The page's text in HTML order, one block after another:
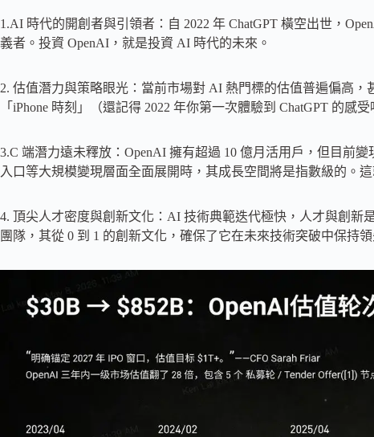
1.AI 時代的開創者與引領者：自 2022 年 ChatGPT 橫空出世，
義者。投資 OpenAI，就是投資 AI 時代的未來。
2. 估值潛力與策略眼光：當前市場對 AI 熱門標的估值普遍偏高
「iPhone 時刻」（還記得 2022 年你第一次體驗到 ChatGPT 的感
3.C 端潛力遠未釋放：OpenAI 擁有超過 10 億月活用戶，但目前
入口等大規模變現層面全面展開時，其成長空間將是指數級的。
4. 頂尖人才密度與創新文化：AI 技術典範迭代極快，人才與創新
團隊，其從 0 到 1 的創新文化，確保了它在未來技術突破中保持領